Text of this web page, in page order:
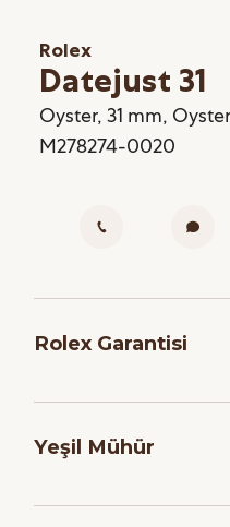
Rolex
Datejust 31
Oyster, 31 mm,
M278274-0020
Rolex Garantisi
garanti etmek adına,
Yetkili Satış
Yeşil Mühür